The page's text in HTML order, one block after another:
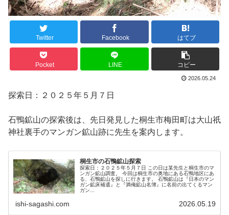
Twitter Facebook はてブ
Pocket LINE コピー
2026.05.24
探索日：２０２５年５月７日
石鴨鉱山の探索後は、先日発見した桐生市梅田町は大山祇
神社裏手のマンガン鉱山跡に先生を案内します。
桐生市の石鴨鉱山探索
探索日：２０２５年５月７日 この日は某先生と桐生市のマ
ンガン鉱山調査。 今回は桐生市の奥地にある石鴨地区にあ
る、石鴨鉱山を探しに行きます。 石鴨鉱山は『日本のマン
ガン鉱床補遺』と『満俺鉱山名簿』に名前の出てくるマン
ガン...
ishi-sagashi.com 2026.05.19